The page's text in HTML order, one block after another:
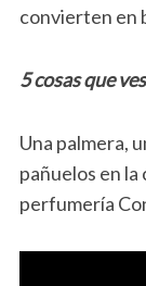
convierten en
5 cosas que
Una palmera,
pañuelos en la
perfumería